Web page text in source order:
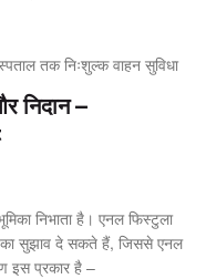
तक निःशुल्क वाहन सुविधा
निदान –
निभाता है। एनल फिस्टुला
सुझाव दे सकते हैं, जिससे एनल
इस प्रकार है –